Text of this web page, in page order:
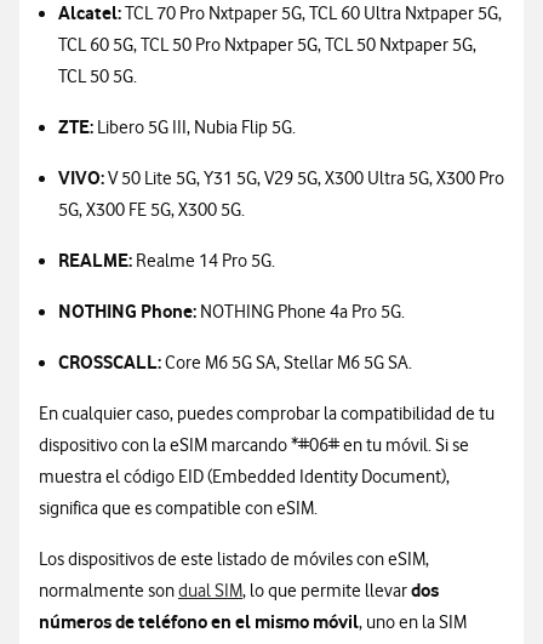
Alcatel:TCL 70 Pro Nxtpaper 5G, TCL 60 Ultra Nxtpaper 5G,
TCL 60 5G, TCL 50 Pro Nxtpaper 5G, TCL 50 Nxtpaper 5G,
TCL 50 5G.
ZTE: Libero 5G III, Nubia Flip 5G.
VIVO:V 50 Lite 5G, Y31 5G, V29 5G, X300 Ultra 5G, X300 Pro
5G, X300 FE 5G, X300 5G.
REALME: Realme 14 Pro 5G.
NOTHING Phone: NOTHING Phone 4a Pro 5G.
CROSSCALL:Core M6 5G SA, Stellar M6 5G SA.
En cualquier caso, puedes comprobar la compatibilidad de tu
dispositivo con la eSIM marcando *#06# en tu móvil. Si se
muestra el código EID (Embedded Identity Document),
significa que es compatible con eSIM.
Los dispositivos de este listado de móviles con eSIM,
normalmente sondual SIM, lo que permite llevardos
números de teléfono en el mismo móvil, uno en la SIM